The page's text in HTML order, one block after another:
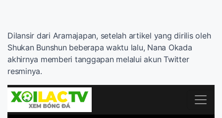
Dilansir dari Aramajapan, setelah artikel yang dirilis oleh
Shukan Bunshun beberapa waktu lalu, Nana Okada
akhirnya memberi tanggapan melalui akun Twitter
resminya.